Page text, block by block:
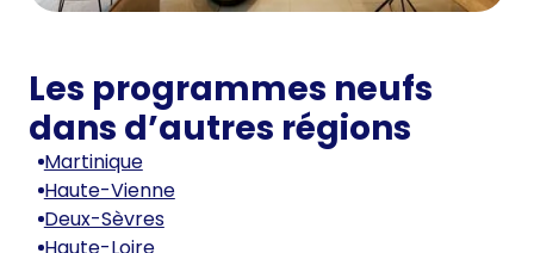
Les programmes neufs
dans d’autres régions
Martinique
Haute-Vienne
Deux-Sèvres
Haute-Loire